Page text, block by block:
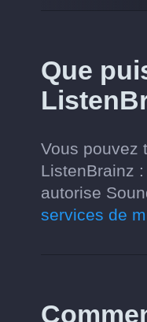
Que
Vous pouvez
ListenBrainz
autorise
services de